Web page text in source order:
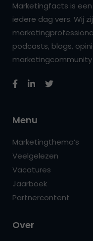
Marketingfacts is
iedere dag vers. Wij
podcasts, blogs,
marketingcommunity
Menu
Marketingthema’s
Veelgelezen
Vacatures
Jaarboek
Partnercontent
Over